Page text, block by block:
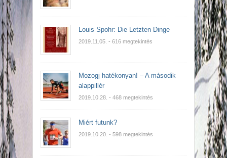
Louis Spohr: Die Letzten Dinge
2019.11.05. - 616 megtekintés
Mozogj hatékonyan! – A második
alappillér
2019.10.28. - 468 megtekintés
Miért futunk?
2019.10.20. - 598 megtekintés